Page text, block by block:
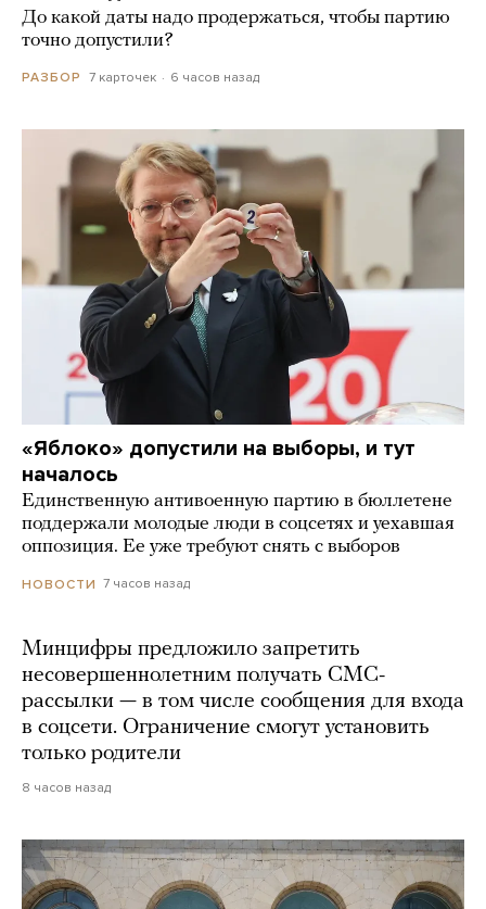
До какой даты надо продержаться, чтобы партию
точно допустили?
РАЗБОР 7 карточек 6 часов назад
«Яблоко» допустили на выборы, и тут
началось
Единственную антивоенную партию в бюллетене
поддержали молодые люди в соцсетях и уехавшая
оппозиция. Ее уже требуют снять с выборов
НОВОСТИ 7 часов назад
Минцифры предложило запретить
несовершеннолетним получать СМС-
рассылки — в том числе сообщения для входа
в соцсети. Ограничение смогут установить
только родители
8 часов назад